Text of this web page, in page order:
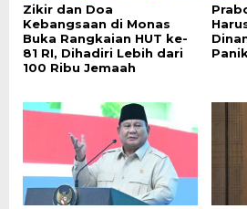
Zikir dan Doa
Kebangsaan di Monas
Buka Rangkaian HUT ke-
81 RI, Dihadiri Lebih dari
100 Ribu Jemaah
Panik